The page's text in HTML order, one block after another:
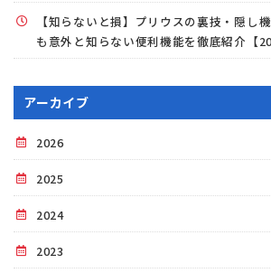
【知らないと損】プリウスの裏技・隠し
も意外と知らない便利機能を徹底紹介【
アーカイブ
2026
2025
2024
2023